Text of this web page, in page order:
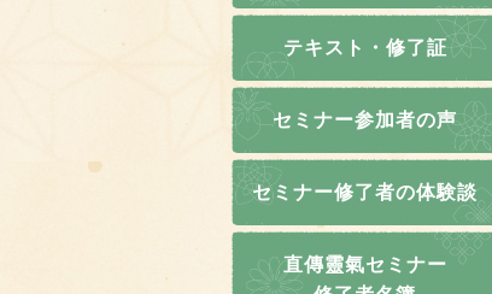
テキスト・修了証
セミナー参加者の声
セミナー修了者の体験談
直傳靈氣セミナー